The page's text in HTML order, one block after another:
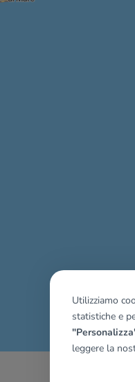
Utilizziamo
statistiche e
leggere la